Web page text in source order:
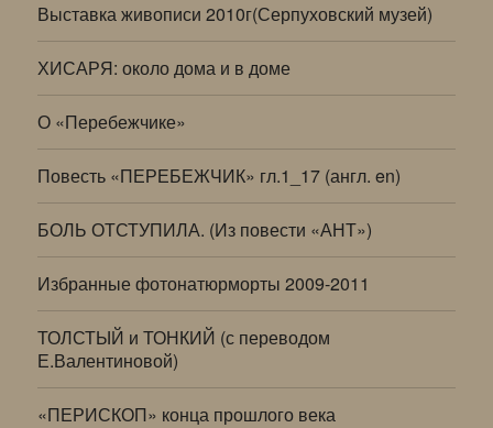
Выставка живописи 2010г(Серпуховский музей)
ХИСАРЯ: около дома и в доме
О «Перебежчике»
Повесть «ПЕРЕБЕЖЧИК» гл.1_17 (англ. en)
БОЛЬ ОТСТУПИЛА. (Из повести «АНТ»)
Избранные фотонатюрморты 2009-2011
ТОЛСТЫЙ и ТОНКИЙ (с переводом
Е.Валентиновой)
«ПЕРИСКОП» конца прошлого века